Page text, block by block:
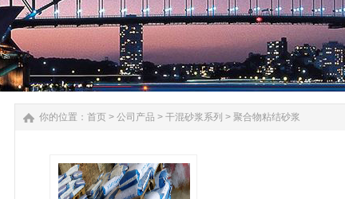
你的位置： 首页 > 公司产品 > 干混砂浆系列 > 聚合物粘结砂浆